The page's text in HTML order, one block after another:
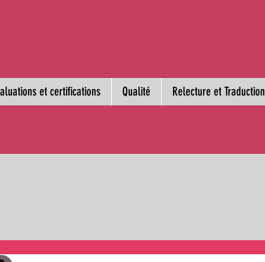
et certifications Qualité Relecture et Traduction